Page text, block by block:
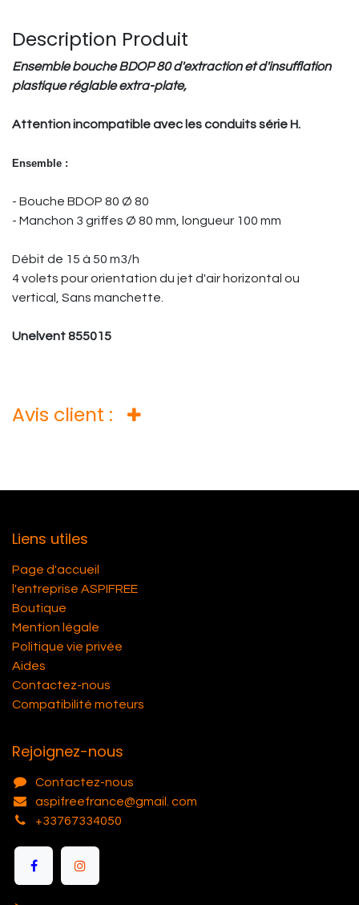
Description Produit
Ensemble bouche BDOP 80 d'extraction et d'insufflation
plastique réglable extra-plate,
Attention incompatible avec les conduits série H.
Ensemble :
- Bouche BDOP 80 Ø 80
- Manchon 3 griffes Ø 80 mm, longueur 100 mm
Débit de 15 à 50 m3/h
4 volets pour orientation du jet d'air horizontal ou
vertical, Sans manchette.
Unelvent 855015
Avis client :
Liens utiles
Page d'accueil
l'entreprise ASPIFREE
Boutique
Mention légale
Politique vie privée
Aides
Contactez-nous
Compatibilité moteurs
Rejoignez-nous
Contactez-nous
aspifreefrance@gmail. com
+33767334050